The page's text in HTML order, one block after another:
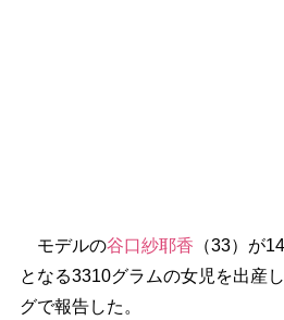
モデルの谷口紗耶香 （33）が
となる3310グラムの女児を出産
グで報告した。